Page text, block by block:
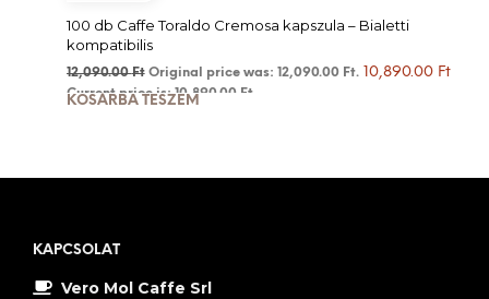
100 db Caffe Toraldo Cremosa kapszula – Bialetti
kompatibilis
12,090.00Ft Original price was: 12,090.00 Ft. 10,890.00 Ft
Current price is: 10,890.00 Ft.
KOSÁRBA TESZEM
KAPCSOLAT
Vero Mol Caffe Srl